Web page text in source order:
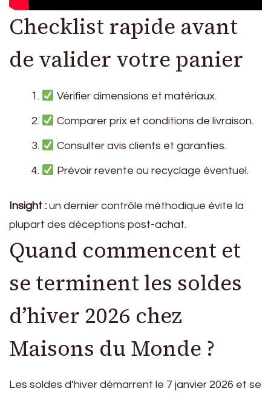
Checklist rapide avant
de valider votre panier
Vérifier dimensions et matériaux.
Comparer prix et conditions de livraison.
Consulter avis clients et garanties.
Prévoir revente ou recyclage éventuel.
Insight : un dernier contrôle méthodique évite la
plupart des déceptions post-achat.
Quand commencent et
se terminent les soldes
d’hiver 2026 chez
Maisons du Monde ?
Les soldes d’hiver démarrent le 7 janvier 2026 et se